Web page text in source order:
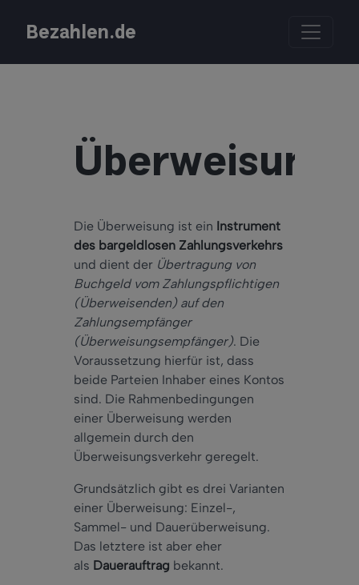
Bezahlen.de
Überweisung
Die Überweisung ist ein Instrument
des bargeldlosen Zahlungsverkehrs
und dient der Übertragung von
Buchgeld vom Zahlungspflichtigen
(Überweisenden) auf den
Zahlungsempfänger
(Überweisungsempfänger). Die
Voraussetzung hierfür ist, dass
beide Parteien Inhaber eines Kontos
sind. Die Rahmenbedingungen
einer Überweisung werden
allgemein durch den
Überweisungsverkehr geregelt.
Grundsätzlich gibt es drei Varianten
einer Überweisung: Einzel-,
Sammel- und Dauerüberweisung.
Das letztere ist aber eher
als Dauerauftrag bekannt.